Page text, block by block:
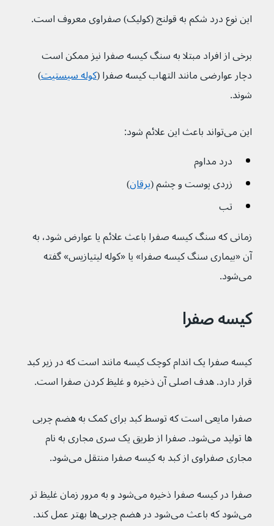
این نوع درد شکم به قولنج (کولیک) صفراوی معروف است.
برخی از افراد مبتلا به سنگ کیسه صفرا نیز ممکن است
دچار عوارضی مانند التهاب کیسه صفرا (کوله سیستیت)
شوند.
این می‌تواند باعث این علائم شود:
درد مداوم
زردی پوست و چشم (یرقان)
تب
زمانی که سنگ کیسه صفرا باعث علائم یا عوارض شود، به
آن «بیماری سنگ کیسه صفرا» یا «کوله لیتیازیس» گفته
می‌شود.
کیسه صفرا
کیسه صفرا یک اندام کوچک کیسه مانند است که در زیر کبد
قرار دارد. هدف اصلی آن ذخیره و غلیظ کردن صفرا است.
صفرا مایعی است که توسط کبد برای کمک به هضم چربی
ها تولید می‌شود. صفرا از طریق یک سری مجاری به نام
مجاری صفراوی از کبد به کیسه صفرا منتقل می‌شود.
صفرا در کیسه صفرا ذخیره می‌شود و به مرور زمان غلیظ تر
می‌شود که باعث می‌شود در هضم چربی‌ها بهتر عمل کند.